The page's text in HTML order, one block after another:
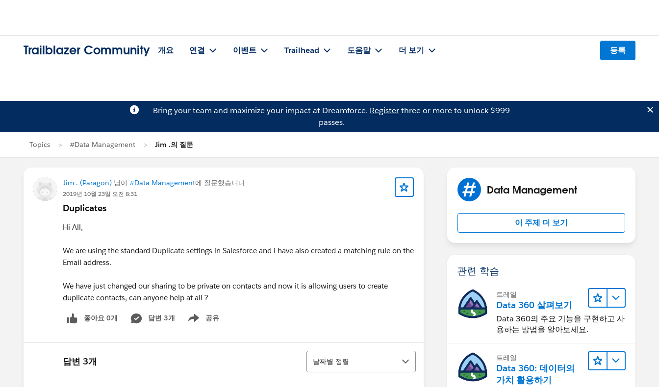
Trailblazer Community 개요 연결 이벤트 Trailhead 도움말 더 보기 등록
Bring your team and maximize your impact at Dreamforce. Registerthree or more to unlock $999
passes.
Topics #Data Management Jim .의 질문
Jim . (Paragon) 님이 #Data Management에 질문했습니다
2019년 10월 23일 오전 8:31
Duplicates
Hi All,
We are using the standard Duplicate settings in Salesforce and i have also created a matching rule on the
Email address.
We have just changed our sharing to be private on contacts and now it is allowing users to create
duplicate contacts, can anyone help at all ?
좋아요 0개 답변 3개 공유
Show menu
답변 3개
정렬
날짜별 정렬
Data Management
이 주제 더 보기
관련 학습
트레일
Data 360 살펴보기
Data 360의 주요 기능을 구현하고 사
용하는 방법을 알아보세요.
트레일
Data 360: 데이터의
가치 활용하기